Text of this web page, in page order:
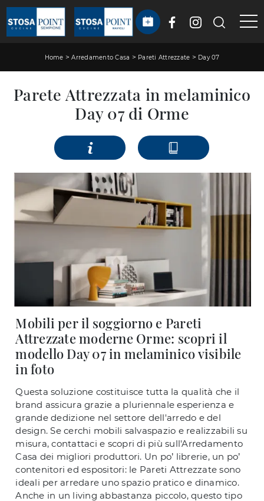
Home >Arredamento Casa > Pareti Attrezzate > Day 07
Parete Attrezzata in melaminico
Day 07 di Orme
Mobili per il soggiorno e Pareti
Attrezzate moderne Orme: scopri il
modello Day 07 in melaminico visibile
in foto
Questa soluzione costituisce tutta la qualità che il
brand assicura grazie a pluriennale esperienza e
grande dedizione nel settore dell'arredo e del
design. Se cerchi mobili salvaspazio e realizzabili su
misura, contattaci e scopri di più sull'Arredamento
Casa dei migliori produttori. Un po’ librerie, un po’
contenitori ed espositori: le Pareti Attrezzate sono
ideali per arredare uno spazio pratico e dinamico.
Anche in un living abbastanza piccolo, questo tipo